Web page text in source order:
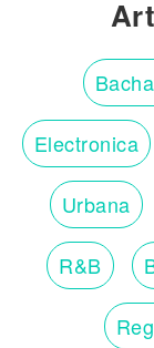
Electronica
Urbana
R&B